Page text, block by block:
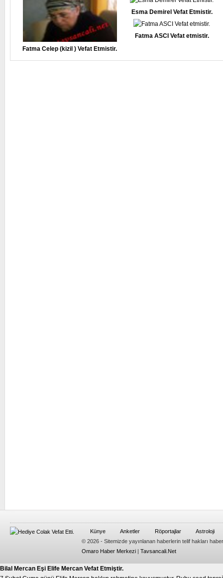
Fatma Celep (kizil ) Vefat Etmistir.
Esma Demirel Vefat Etmistir.
Fatma ASCI Vefat etmistir.
Künye Anketler Röportajlar
Astroloji
© 2026 - Sitemizde yayınlanan haberlerin telif hakları
Omaro Haber Merkezi |Tavsancali.Net
Bilal Mercan Eşi Elife Mercan Vefat Etmiştir.